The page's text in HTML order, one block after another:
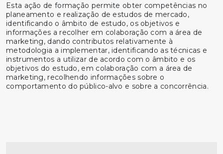
Esta ação de formação permite obter competências no
planeamento e realização de estudos de mercado,
identificando o âmbito de estudo, os objetivos e
informações a recolher em colaboração com a área de
marketing, dando contributos relativamente à
metodologia a implementar, identificando as técnicas e
instrumentos a utilizar de acordo com o âmbito e os
objetivos do estudo, em colaboração com a área de
marketing, recolhendo informações sobre o
comportamento do público-alvo e sobre a concorrência.